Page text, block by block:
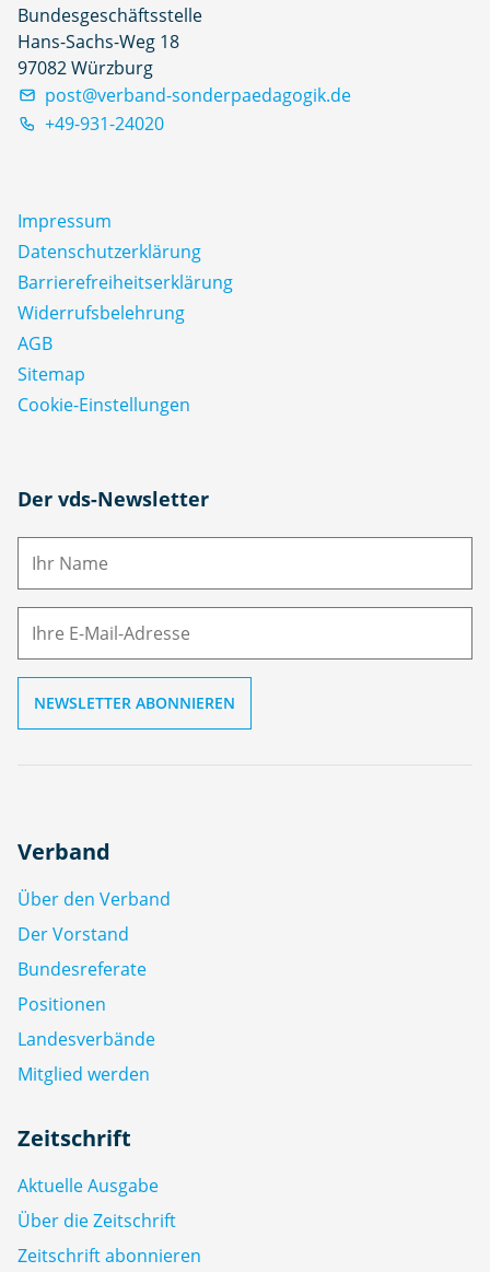
Bundesgeschäftsstelle
Hans-Sachs-Weg 18
97082 Würzburg
post@verband-sonderpaedagogik.de
+49-931-24020
Impressum
Datenschutz­erklärung
Barrierefreiheitserklärung
Widerrufsbelehrung
AGB
Sitemap
Cookie-Einstellungen
Der vds-Newsletter
N
M
Verband
Über den Verband
Der Vorstand
Bundesreferate
Positionen
Landesverbände
Mitglied werden
Zeitschrift
Aktuelle Ausgabe
Über die Zeitschrift
Zeitschrift abonnieren